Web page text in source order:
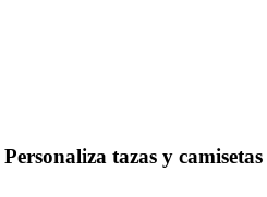
Personaliza tazas y camisetas